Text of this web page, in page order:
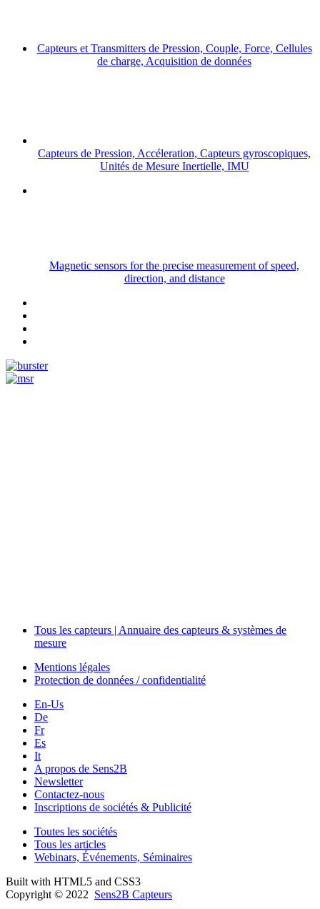
Capteurs et Transmitters de Pression, Couple, Force, Cellules
de charge, Acquisition de données
Capteurs de Pression, Accéleration, Capteurs gyroscopiques,
Unités de Mesure Inertielle, IMU
Magnetic sensors for the precise measurement of speed,
direction, and distance
Tous les capteurs | Annuaire des capteurs & systèmes de
mesure
Mentions légales
Protection de données / confidentialité
En-Us
De
Fr
Es
It
A propos de Sens2B
Newsletter
Contactez-nous
Inscriptions de sociétés & Publicité
Toutes les sociétés
Tous les articles
Webinars, Événements, Séminaires
Built with HTML5 and CSS3
Copyright © 2022 Sens2B Capteurs